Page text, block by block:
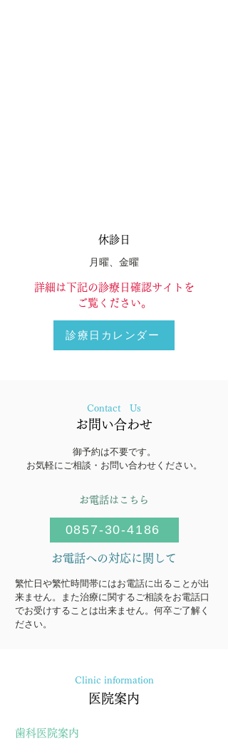
休診日
月曜、金曜
​詳細は下記の診療日確認サイトを
ご覧ください。
診療日カレンダー
Contact Us
お問い合わせ
御予約は不要です。
​お気軽にご相談・お問い合わせください。
お電話はこちら
0857-30-4186
お電話への対応に関して
繁忙日や繁忙時間帯にはお電話に出ることが出
来ません。また治療に関するご相談をお電話口
でお受けすることは出来ません。何卒ご了解く
ださい。
Clinic information
医院案内
歯科医院案内